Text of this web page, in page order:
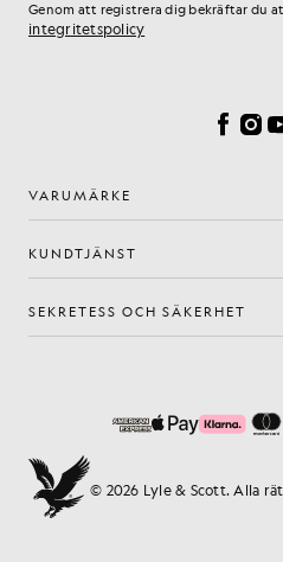
Genom att registrera dig bekräftar du
integritetspolicy
VARUMÄRKE
KUNDTJÄNST
SEKRETESS OCH SÄKERHET
© 2026 Lyle & Scott. Alla